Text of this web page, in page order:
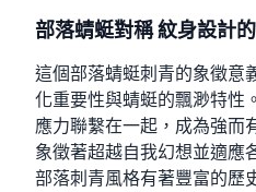
部落蜻蜓對稱 紋身設計
這個部落蜻蜓刺青的象徵意
化重要性與蜻蜓的飄渺特性
應力聯繫在一起，成為強而
象徵著超越自我幻想並適應
部落刺青風格有著豐富的歷